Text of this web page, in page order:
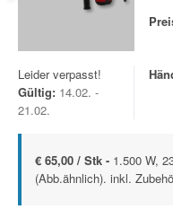
Leider verpasst!
Gültig: 14.02. -
21.02.
€ 65,00 / Stk - 1.500 W,
(Abb.ähnlich). inkl.